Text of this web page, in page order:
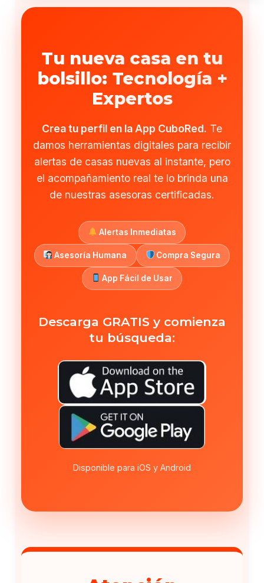
Tu nueva casa en tu
bolsillo: Tecnología +
Expertos
Crea tu perfil en la App CuboRed. Te
damos herramientas digitales para recibir
alertas de casas nuevas al instante, pero
el acompañamiento real te lo brinda una
de nuestras asesoras certificadas.
Alertas Inmediatas
Asesoría Humana Compra Segura
App Fácil de Usar
Descarga GRATIS y comienza
tu búsqueda:
Disponible para iOS y Android